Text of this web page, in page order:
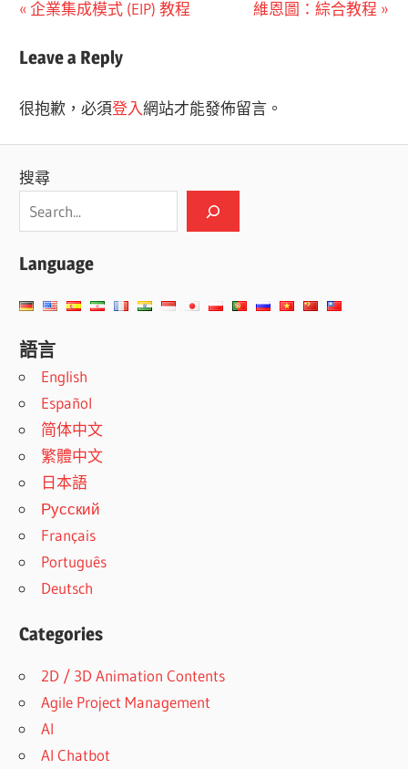
文
章
覽
Previous
企業集成模式 (EIP) 教程
Next
維恩圖：綜合教程
Leave a Reply
很抱歉，必須登入網站才能發佈留言。
搜尋
Language
語言
English
Español
简体中文
繁體中文
日本語
Русский
Français
Português
Deutsch
Categories
2D / 3D Animation Contents
Agile Project Management
AI
AI Chatbot